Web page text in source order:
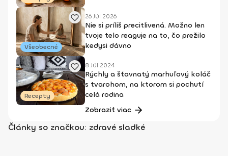
Všeobecné
26 Júl 2026
Nie si príliš precitlivená. Možno len
tvoje telo reaguje na to, čo prežilo
kedysi dávno
Recepty
8 Júl 2024
Rýchly a šťavnatý marhuľový koláč
s tvarohom, na ktorom si pochutí
celá rodina
Zobraziť viac
Články so značkou: zdravé sladké